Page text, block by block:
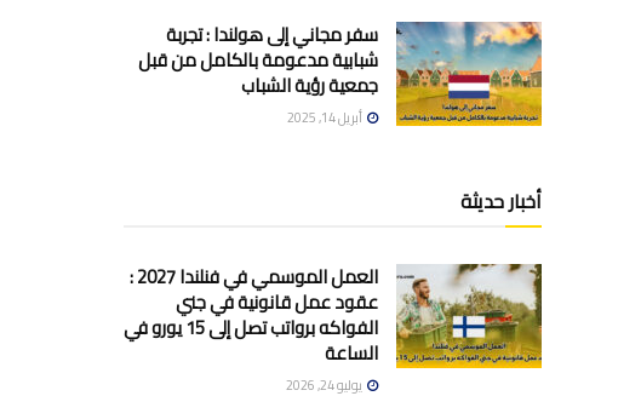
سفر مجاني إلى هولندا : تجربة
شبابية مدعومة بالكامل من قبل
جمعية رؤية الشباب
أبريل 14, 2025
أخبار حديثة
العمل الموسمي في فنلندا 2027 :
عقود عمل قانونية في جني
الفواكه برواتب تصل إلى 15 يورو في
الساعة
يوليو 24, 2026